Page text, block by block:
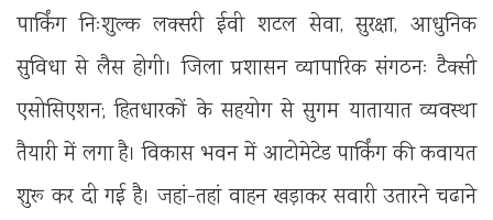
पार्किंग निःशुल्क लक्सरी ईवी शटल सेवा, सुरक्षा, आधुनिक
सुविधा से लैस होगी। जिला प्रशासन व्यापारिक संगठनः टैक्सी
एसोसिएशन; हितधारकों के सहयोग से सुगम यातायात व्यवस्था
तैयारी में लगा है। विकास भवन में आटोमेटेड पार्किंग की कवायत
शुरू कर दी गई है। जहां-तहां वाहन खड़ाकर सवारी उतारने चढाने